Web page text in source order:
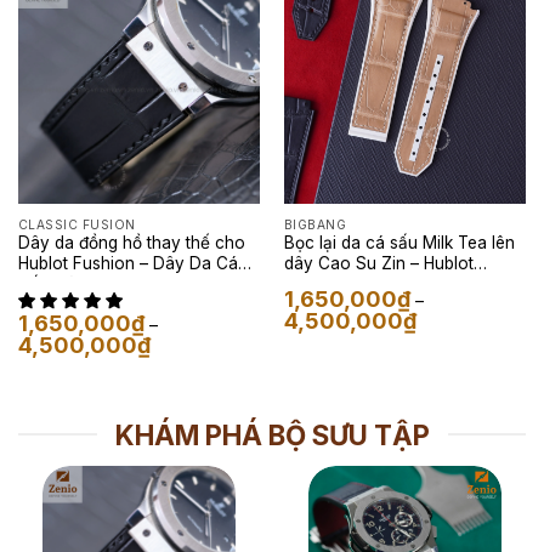
CLASSIC FUSION
Dây da đồng hồ thay thế cho
Hublot Fushion – Dây Da Cá
1,650,000₫ –
4,500,000₫Khoảng
giá:
4,500,000₫
BIGBANG
Bọc lại da cá sấu Milk Tea lên
dây Cao Su Zin – Hublot
1,650,000₫ –
4,500,000₫Khoảng
giá:
KHÁM PHÁ BỘ SƯU TẬP